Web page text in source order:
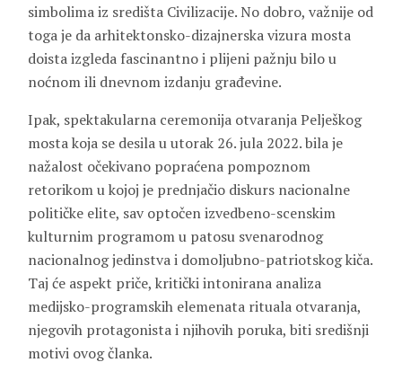
simbolima iz središta Civilizacije. No dobro, važnije od
toga je da arhitektonsko-dizajnerska vizura mosta
doista izgleda fascinantno i plijeni pažnju bilo u
noćnom ili dnevnom izdanju građevine.
Ipak, spektakularna ceremonija otvaranja Pelješkog
mosta koja se desila u utorak 26. jula 2022. bila je
nažalost očekivano popraćena pompoznom
retorikom u kojoj je prednjačio diskurs nacionalne
političke elite, sav optočen izvedbeno-scenskim
kulturnim programom u patosu svenarodnog
nacionalnog jedinstva i domoljubno-patriotskog kiča.
Taj će aspekt priče, kritički intonirana analiza
medijsko-programskih elemenata rituala otvaranja,
njegovih protagonista i njihovih poruka, biti središnji
motivi ovog članka.